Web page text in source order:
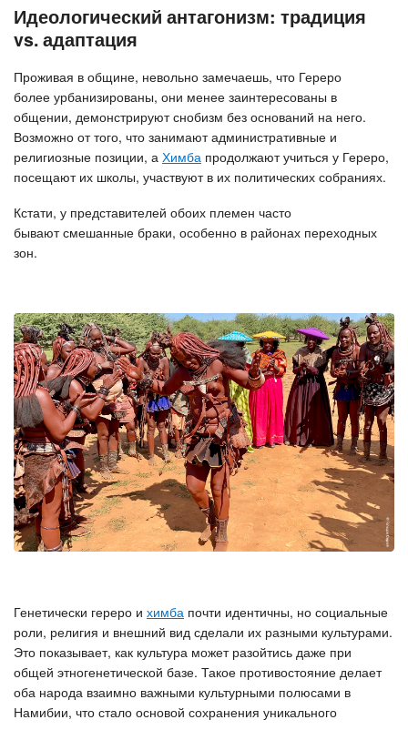
Идеологический антагонизм: традиция
vs. адаптация
Проживая в общине, невольно замечаешь, что Гереро
более урбанизированы, они менее заинтересованы в
общении, демонстрируют снобизм без оснований на него.
Возможно от того, что занимают административные и
религиозные позиции, а Химба продолжают учиться у Гереро,
посещают их школы, участвуют в их политических собраниях.
Кстати, у представителей обоих племен часто
бывают смешанные браки, особенно в районах переходных
зон.
Генетически гереро и химба почти идентичны, но социальные
роли, религия и внешний вид сделали их разными культурами.
Это показывает, как культура может разойтись даже при
общей этногенетической базе. Такое противостояние делает
оба народа взаимно важными культурными полюсами в
Намибии, что стало основой сохранения уникального